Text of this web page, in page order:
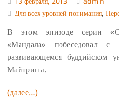
Для всех уровней понимания,
В этом эпизоде серии
«Мандала» побеседовал
развивающемся буддийском
Майтрипы.
(далее…)